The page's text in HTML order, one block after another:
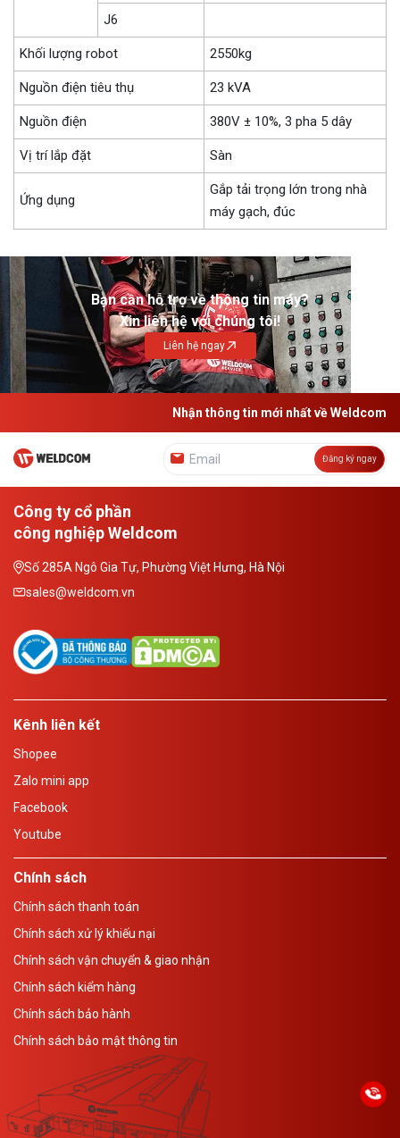
J6
Khối lượng robot 2550kg
Nguồn điện tiêu thụ 23 kVA
Nguồn điện 380V ± 10%, 3 pha 5 dây
Vị trí lắp đặt Sàn
Ứng dụng
Gắp tải trọng lớn trong nhà
máy gạch, đúc
Bạn cần hỗ trợ về thông tin máy?
Xin liên hệ với chúng tôi!
Liên hệ ngay
Nhận thông tin mới nhất về Weldcom
Đăng ký ngay
Công ty cổ phần
công nghiệp Weldcom
Số 285A Ngô Gia Tự, Phường Việt Hưng, Hà Nội
sales@weldcom.vn
Kênh liên kết
Shopee
Zalo mini app
Facebook
Youtube
Chính sách
Chính sách thanh toán
Chính sách xử lý khiếu nại
Chính sách vận chuyển & giao nhận
Chính sách kiểm hàng
Chính sách bảo hành
Chính sách bảo mật thông tin